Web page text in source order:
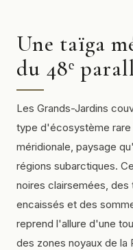
Une taïga
du 48ᵉ
Les Grands-Jardins
type d'écosystème rare
méridionale, paysage
régions subarctiques.
noires clairsemées, des
encaissés et des
reprend l'allure d'une
des zones noyaux de la